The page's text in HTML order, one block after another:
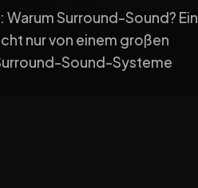
Surround-Sound? Ein
nur von einem großen
Sound-Systeme